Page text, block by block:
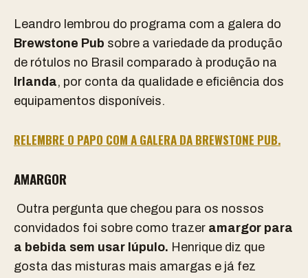
Leandro lembrou do programa com a galera do
Brewstone Pub sobre a variedade da produção
de rótulos no Brasil comparado à produção na
Irlanda, por conta da qualidade e eficiência dos
equipamentos disponíveis.
RELEMBRE O PAPO COM A GALERA DA BREWSTONE PUB.
AMARGOR
Outra pergunta que chegou para os nossos
convidados foi sobre como trazer amargor para
a bebida sem usar lúpulo. Henrique diz que
gosta das misturas mais amargas e já fez